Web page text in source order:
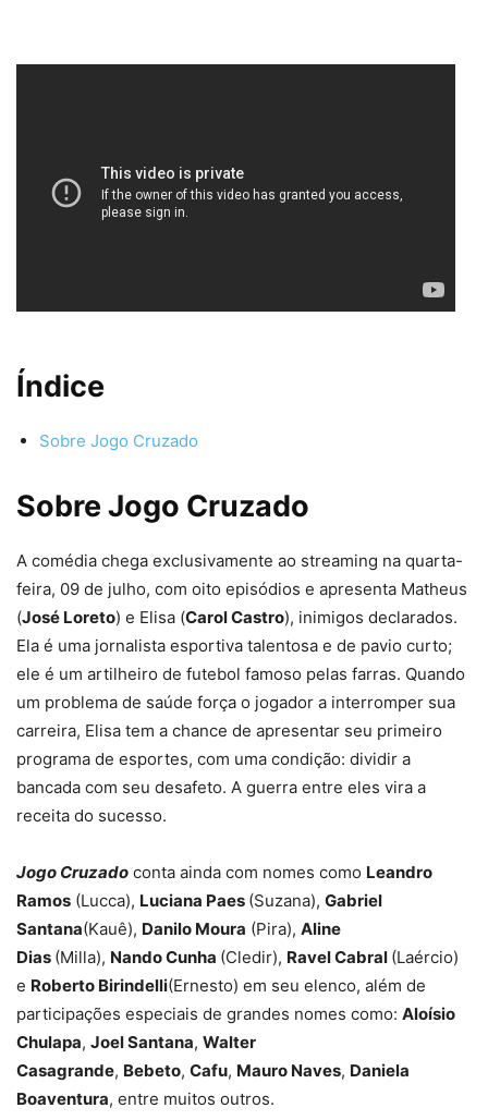
Índice
Sobre Jogo Cruzado
Sobre Jogo Cruzado
A comédia chega exclusivamente ao streaming na quarta-
feira, 09 de julho, com oito episódios e apresenta Matheus
(José Loreto) e Elisa (Carol Castro), inimigos declarados.
Ela é uma jornalista esportiva talentosa e de pavio curto;
ele é um artilheiro de futebol famoso pelas farras. Quando
um problema de saúde força o jogador a interromper sua
carreira, Elisa tem a chance de apresentar seu primeiro
programa de esportes, com uma condição: dividir a
bancada com seu desafeto. A guerra entre eles vira a
receita do sucesso.
Jogo Cruzado conta ainda com nomes como Leandro
Ramos (Lucca), Luciana Paes (Suzana), Gabriel
Santana(Kauê), Danilo Moura (Pira), Aline
Dias (Milla), Nando Cunha (Cledir), Ravel Cabral (Laércio)
e Roberto Birindelli(Ernesto) em seu elenco, além de
participações especiais de grandes nomes como: Aloísio
Chulapa, Joel Santana, Walter
Casagrande, Bebeto, Cafu, Mauro Naves, Daniela
Boaventura, entre muitos outros.